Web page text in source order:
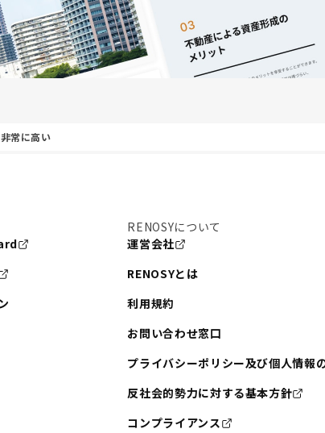
常に高い
RENOSYについて
運営会社
RENOSYとは
利用規約
お問い合わせ窓口
プライバシーポリシー及び個人情報
反社会的勢力に対する基本方針
コンプライアンス